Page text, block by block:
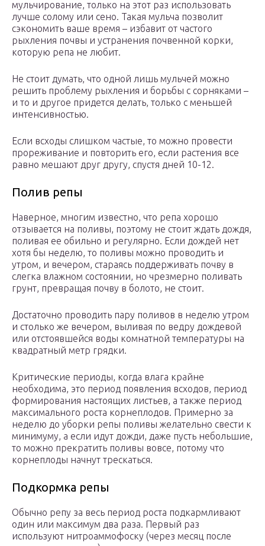
мульчирование, только на этот раз использовать
лучше солому или сено. Такая мульча позволит
сэкономить ваше время – избавит от частого
рыхления почвы и устранения почвенной корки,
которую репа не любит.
Не стоит думать, что одной лишь мульчей можно
решить проблему рыхления и борьбы с сорняками –
и то и другое придется делать, только с меньшей
интенсивностью.
Если всходы слишком частые, то можно провести
прореживание и повторить его, если растения все
равно мешают друг другу, спустя дней 10-12.
Полив репы
Наверное, многим известно, что репа хорошо
отзывается на поливы, поэтому не стоит ждать дождя,
поливая ее обильно и регулярно. Если дождей нет
хотя бы неделю, то поливы можно проводить и
утром, и вечером, стараясь поддерживать почву в
слегка влажном состоянии, но чрезмерно поливать
грунт, превращая почву в болото, не стоит.
Достаточно проводить пару поливов в неделю утром
и столько же вечером, выливая по ведру дождевой
или отстоявшейся воды комнатной температуры на
квадратный метр грядки.
Критические периоды, когда влага крайне
необходима, это период появления всходов, период
формирования настоящих листьев, а также период
максимального роста корнеплодов. Примерно за
неделю до уборки репы поливы желательно свести к
минимуму, а если идут дожди, даже пусть небольшие,
то можно прекратить поливы вовсе, потому что
корнеплоды начнут трескаться.
Подкормка репы
Обычно репу за весь период роста подкармливают
один или максимум два раза. Первый раз
используют нитроаммофоску (через месяц после